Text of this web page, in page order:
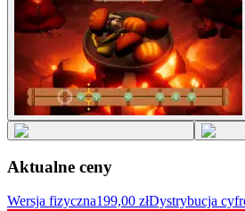
Aktualne ceny
Wersja fizyczna199,00 złDystrybucja